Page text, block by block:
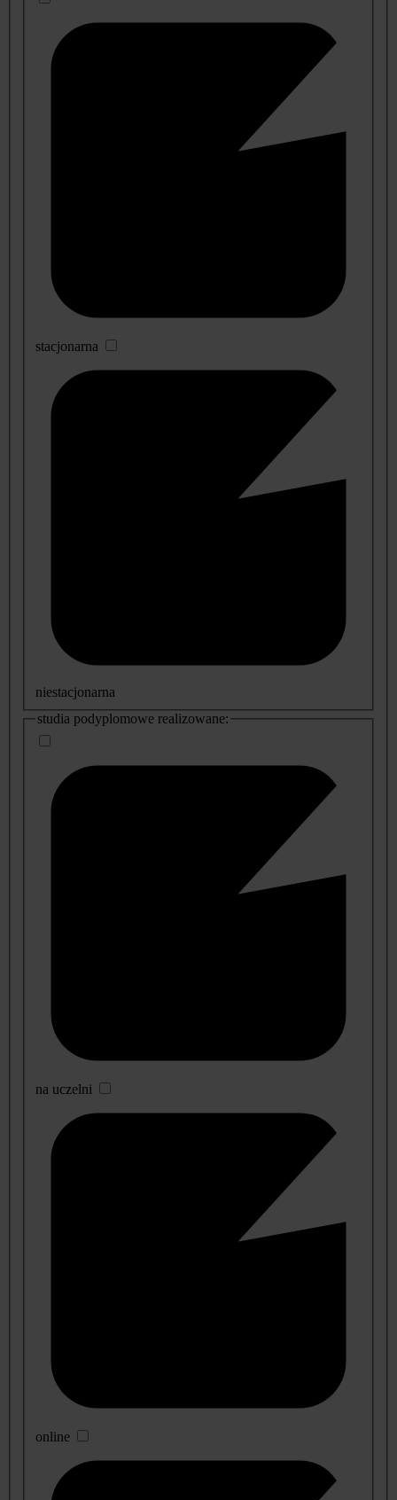
stacjonarna
niestacjonarna
studia podyplomowe realizowane:
na uczelni
online